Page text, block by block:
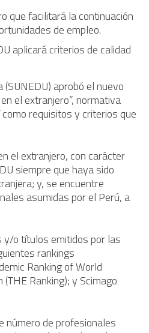
que facilitará la continuación
de empleo.
aplicará criterios de calidad
aprobó el nuevo
el extranjero”, normativa
requisitos y criterios que
el extranjero, con carácter
siempre que haya sido
y, se encuentre
asumidas por el Perú, a
y/o títulos emitidos por las
rankings
Ranking of World
Ranking); y Scimago
número de profesionales